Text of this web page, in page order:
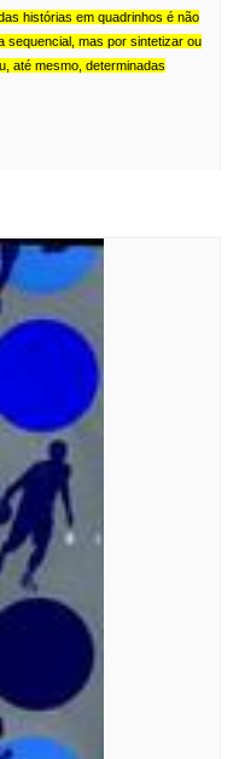
histórias em quadrinhos é não
sequencial, mas por sintetizar ou
até mesmo, determinadas